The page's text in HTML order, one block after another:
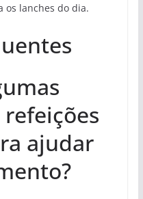
os lanches do dia.
ajudar